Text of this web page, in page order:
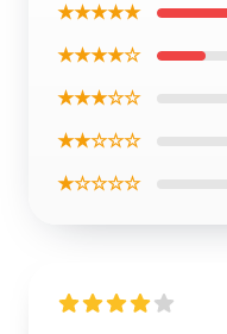
★★★★★
★★★★☆
★★★☆☆
★★☆☆☆
★☆☆☆☆